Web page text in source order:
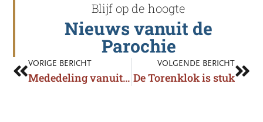
Blijf op de hoogte
Nieuws vanuit de
Parochie
VORIGE BERICHT
Mededeling vanuit bestuur omtrent Anke Vos
VOLGENDE BERICHT
De Torenklok is stuk